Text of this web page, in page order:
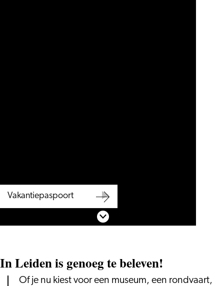
Scroll naar beneden
Vakantiepaspoort
In Leiden is genoeg te beleven!
Of je nu kiest voor een museum, een rondvaart,